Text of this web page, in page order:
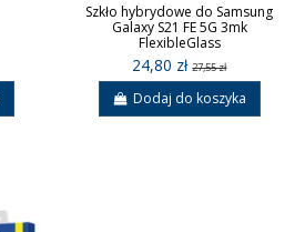
Szkło hybrydowe do Samsung
Galaxy S21 FE 5G 3mk
FlexibleGlass
24,80 zł27,55 zł
Dodaj do koszyka